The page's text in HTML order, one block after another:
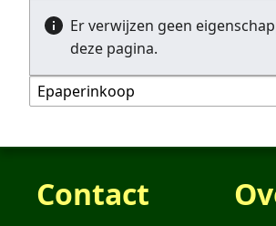
Er verwijzen geen
deze pagina.
Contact